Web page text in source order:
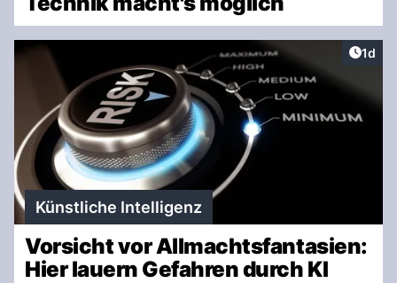
1d
Künstliche Intelligenz
Vorsicht vor Allmachtsfantasien:
Hier lauern Gefahren durch KI